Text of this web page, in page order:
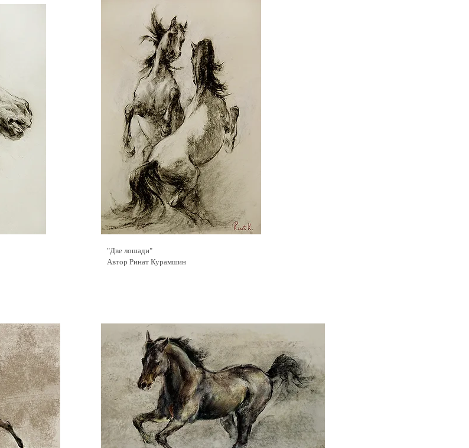
"Две лошади"
Автор Ринат Курамшин